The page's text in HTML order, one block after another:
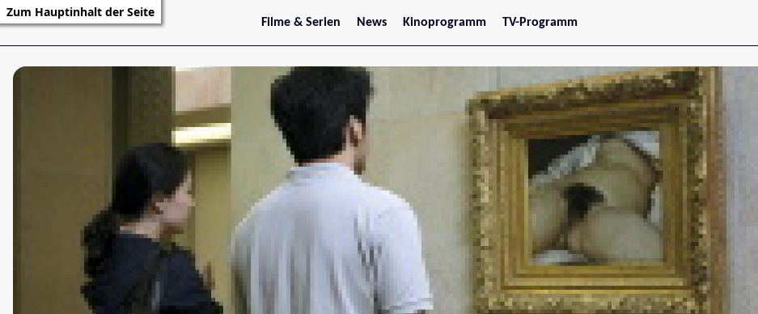
Zum Hauptinhalt der Seite
Filme & Serien
Trailer
Filmarchiv
News
Stars
Kinoprogramm
Jetzt im Kino
Niederösterreich
Oberösterreich
TV-Programm